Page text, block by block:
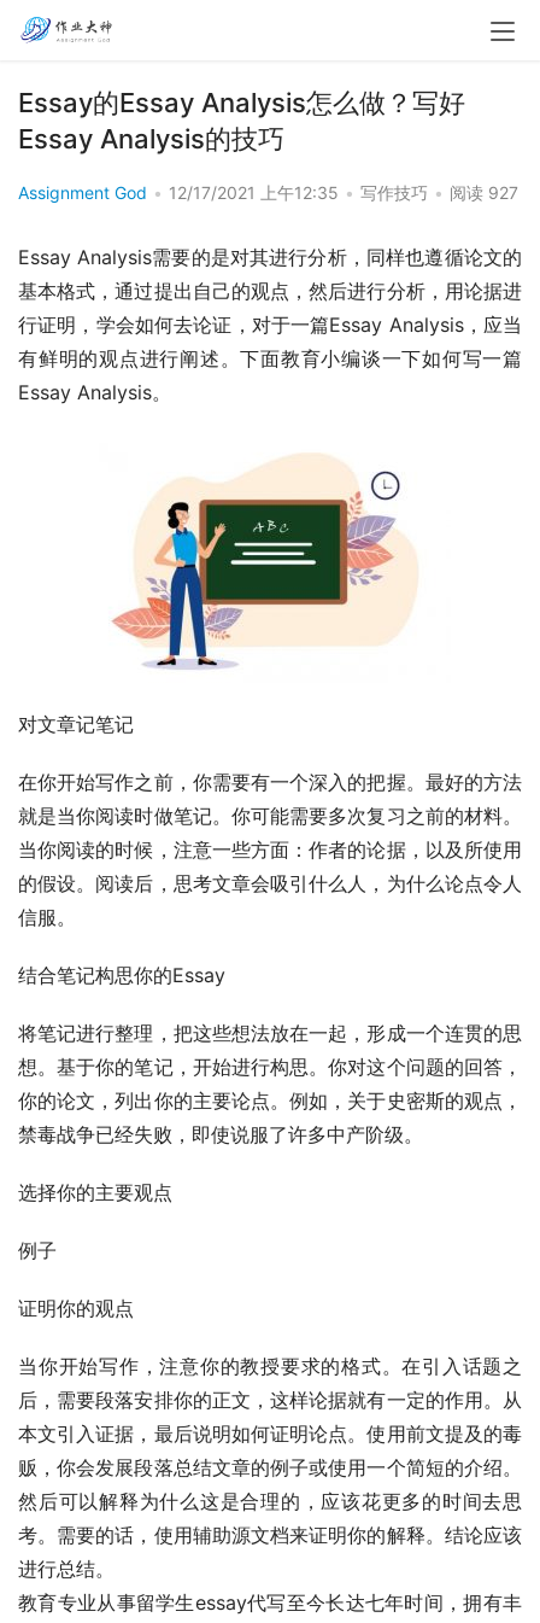
Essay的Essay Analysis怎么做？写好
Essay Analysis的技巧
Assignment God • 12/17/2021 上午12:35 • 写作技巧 • 阅读 927
Essay Analysis需要的是对其进行分析，同样也遵循论文的
基本格式，通过提出自己的观点，然后进行分析，用论据进
行证明，学会如何去论证，对于一篇Essay Analysis，应当
有鲜明的观点进行阐述。下面教育小编谈一下如何写一篇
Essay Analysis。
对文章记笔记
在你开始写作之前，你需要有一个深入的把握。最好的方法
就是当你阅读时做笔记。你可能需要多次复习之前的材料。
当你阅读的时候，注意一些方面：作者的论据，以及所使用
的假设。阅读后，思考文章会吸引什么人，为什么论点令人
信服。
结合笔记构思你的Essay
将笔记进行整理，把这些想法放在一起，形成一个连贯的思
想。基于你的笔记，开始进行构思。你对这个问题的回答，
你的论文，列出你的主要论点。例如，关于史密斯的观点，
禁毒战争已经失败，即使说服了许多中产阶级。
选择你的主要观点
例子
证明你的观点
当你开始写作，注意你的教授要求的格式。在引入话题之
后，需要段落安排你的正文，这样论据就有一定的作用。从
本文引入证据，最后说明如何证明论点。使用前文提及的毒
贩，你会发展段落总结文章的例子或使用一个简短的介绍。
然后可以解释为什么这是合理的，应该花更多的时间去思
考。需要的话，使用辅助源文档来证明你的解释。结论应该
进行总结。
教育专业从事留学生essay代写至今长达七年时间，拥有丰